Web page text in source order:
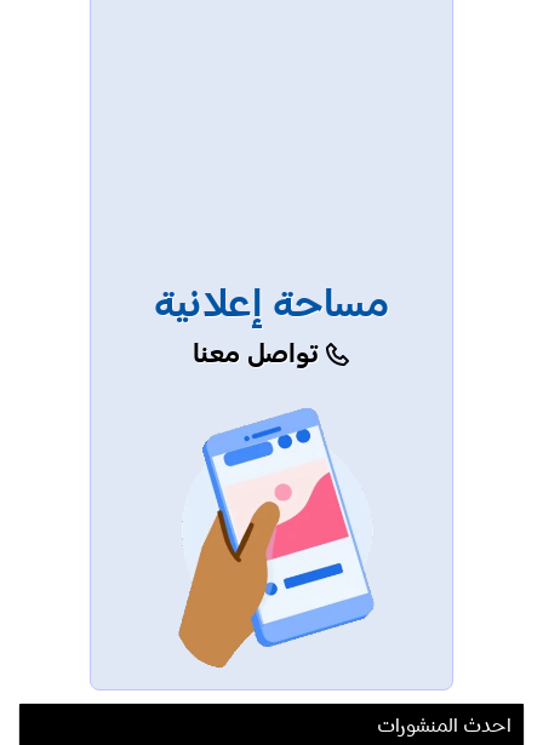
مساحة إعلانية
تواصل معنا
احدث المنشورات